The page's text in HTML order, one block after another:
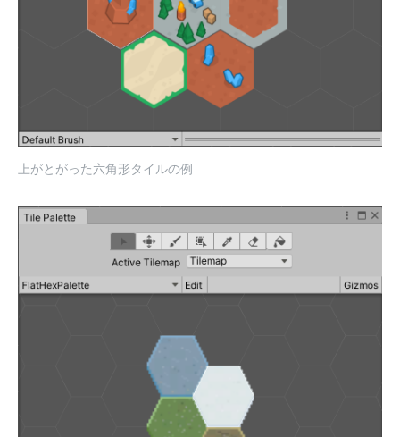
上がとがった六角形タイルの例